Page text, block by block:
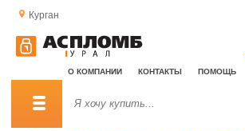
Курган
О КОМПАНИИ КОНТАКТЫ ПОМОЩЬ